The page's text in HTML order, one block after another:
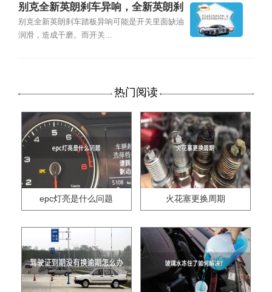
别克全新英朗刹车异响，全新英朗刹
车踏板异响怎么办
别克全新英朗刹车踏板异响可能是开关里面缺油
润滑，造成干磨。而开关...
热门阅读
epc灯亮是什么问题 火花塞更换周期